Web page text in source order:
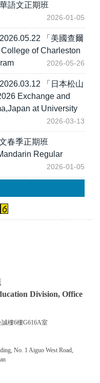
語文正期班
2026-01-05
「美國查爾
of Charleston
2026-05-26
「日本松山
Exchange and
at University
2026-03-13
春季正期班
Regular
2026-01-05
Division, Office
樓6樓G616A室
No. 1 Aiguo West Road,